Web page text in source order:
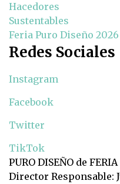
Hacedores
Sustentables
Feria Puro Diseño 2026
Redes Sociales
Instagram
Facebook
Twitter
TikTok
PURO DISEÑO de FERIA
Director Responsable: